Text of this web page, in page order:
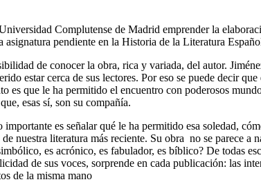
Complutense de Madrid emprender la
pendiente en la Historia de la Literatura
de conocer la obra, rica y variada, del autor.
estar cerca de sus lectores. Por eso se puede decir que
es que le ha permitido el encuentro con poderosos
esas sí, son su compañía.
es señalar qué le ha permitido esa soledad,
nuestra literatura más reciente. Su obra no se parece a
es acrónico, es fabulador, es bíblico? De todas
de sus voces, sorprende en cada publicación: las
de la misma mano